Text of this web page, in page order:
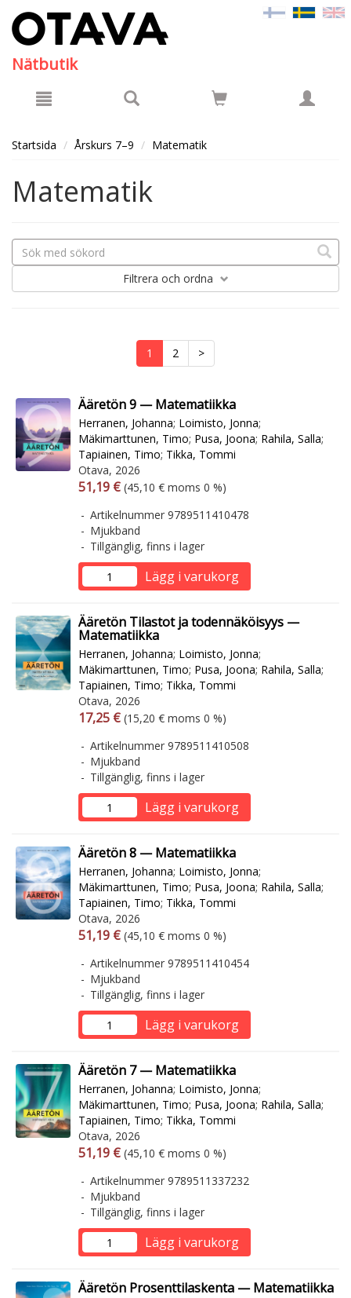
Nätbutik
Startsida Årskurs 7–9 Matematik
Matematik
Filtrera och ordna
1 2 >
Ääretön 9 — Matematiikka
Herranen, Johanna; Loimisto, Jonna;
Mäkimarttunen, Timo; Pusa, Joona; Rahila, Salla;
Tapiainen, Timo; Tikka, Tommi
Otava, 2026
Arvonlisäverollinen hinta
51,19 € Arvonlisäveroton hinta
(45,10 € moms 0 %)
Artikelnummer 9789511410478
Mjukband
Tillgänglig, finns i lager
Lägg i varukorg
Ääretön Tilastot ja todennäköisyys —
Matematiikka
Herranen, Johanna; Loimisto, Jonna;
Mäkimarttunen, Timo; Pusa, Joona; Rahila, Salla;
Tapiainen, Timo; Tikka, Tommi
Otava, 2026
Arvonlisäverollinen hinta
17,25 € Arvonlisäveroton hinta
(15,20 € moms 0 %)
Artikelnummer 9789511410508
Mjukband
Tillgänglig, finns i lager
Lägg i varukorg
Ääretön 8 — Matematiikka
Herranen, Johanna; Loimisto, Jonna;
Mäkimarttunen, Timo; Pusa, Joona; Rahila, Salla;
Tapiainen, Timo; Tikka, Tommi
Otava, 2026
Arvonlisäverollinen hinta
51,19 € Arvonlisäveroton hinta
(45,10 € moms 0 %)
Artikelnummer 9789511410454
Mjukband
Tillgänglig, finns i lager
Lägg i varukorg
Ääretön 7 — Matematiikka
Herranen, Johanna; Loimisto, Jonna;
Mäkimarttunen, Timo; Pusa, Joona; Rahila, Salla;
Tapiainen, Timo; Tikka, Tommi
Otava, 2026
Arvonlisäverollinen hinta
51,19 € Arvonlisäveroton hinta
(45,10 € moms 0 %)
Artikelnummer 9789511337232
Mjukband
Tillgänglig, finns i lager
Lägg i varukorg
Ääretön Prosenttilaskenta — Matematiikka